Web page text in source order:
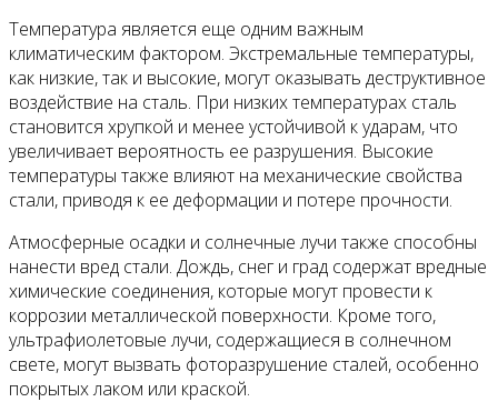
Температура является еще одним важным
климатическим фактором. Экстремальные температуры,
как низкие, так и высокие, могут оказывать деструктивное
воздействие на сталь. При низких температурах сталь
становится хрупкой и менее устойчивой к ударам, что
увеличивает вероятность ее разрушения. Высокие
температуры также влияют на механические свойства
стали, приводя к ее деформации и потере прочности.
Атмосферные осадки и солнечные лучи также способны
нанести вред стали. Дождь, снег и град содержат вредные
химические соединения, которые могут провести к
коррозии металлической поверхности. Кроме того,
ультрафиолетовые лучи, содержащиеся в солнечном
свете, могут вызвать фоторазрушение сталей, особенно
покрытых лаком или краской.